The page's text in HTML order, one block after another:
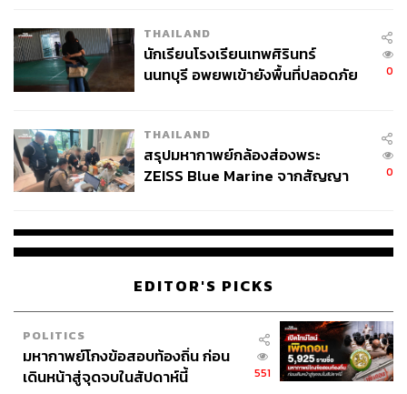
ของจีน ซึ่งมีความก้าวหน้าในการพัฒนาถึงขั้นทดสอบใน
มนุษย์ระยะที่ 2 และมีข้อมูลว่าผลการพัฒนา สามารถทำให้
วัคซีนกระตุ้นการตอบสนองของภูมิคุ้มกันได้ดี จนทำให้
กองทัพจีนอนุมัติการใช้วัคซีนนี้ภายในกองทัพเมื่อวันที่ 25
อัปเดต (21 กรกฎาคม 2020): การทดลองเฟสที่ 2 ในเมืองอู่
ฮั่นตั้งแต่เดือนเมษายนที่ผ่านมา มีการให้วัคซีนกลุ่มตัวอย่าง
500 คน ซึ่งแต่ละคนจะได้รับวัคซีนในปริมาณที่แตกต่างกัน
จากการทดลองพบว่า วัคซีนนั้นมีความปลอดภัย และในกลุ่ม
ผู้ได้รับวัคซีนปริมาณน้อย มีการตอบสนองของภูมิคุ้มกัน
อย่างแอนติบอดี้และทีเซลล์ ในระยะเวลา 28 วันหลังได้รับ
วัคซีน แต่ไม่พบว่าช่วยยับยั้งการติดเชื้อ และในกลุ่มที่ได้รับ
วัคซีนปริมาณมาก 9% มีผลข้างเคียงค่อนข้างรุนแรง ซึ่งผล
ข้างเคียงส่วนใหญ่ที่พบคือมีไข้สูง
THAILAND
นักเรียนโรงเรียนเทพศิรินทร์
นนทบุรี อพยพเข้ายังพื้นที่ปลอดภัย
0
THAILAND
สรุปมหากาพย์กล้องส่องพระ
ZEISS Blue Marine จากสัญญา
จ่ายหนี้-แอบระบุแบรนด์
0
EDITOR'S PICKS
POLITICS
มหากาพย์โกงข้อสอบท้องถิ่น ก่อน
เดินหน้าสู่จุดจบในสัปดาห์นี้
551